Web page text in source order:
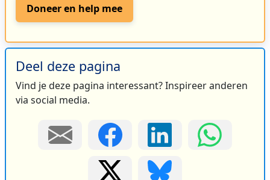
Doneer en help mee
Deel deze pagina
Vind je deze pagina interessant? Inspireer anderen
via social media.